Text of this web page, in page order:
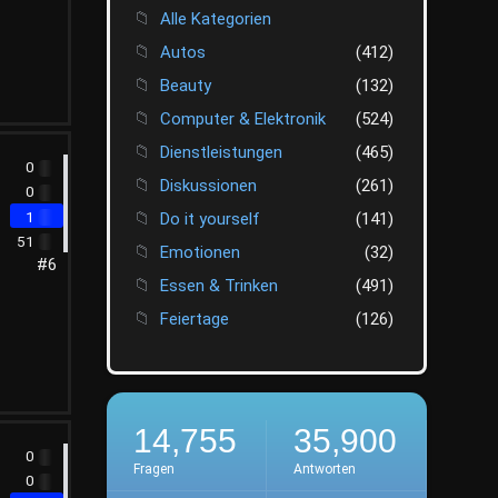
0
0
1
51
#6
0
0
Alle Kategorien
Autos
(412)
Beauty
(132)
Computer & Elektronik
(524)
Dienstleistungen
(465)
Diskussionen
(261)
Do it yourself
(141)
Emotionen
(32)
Essen & Trinken
(491)
Feiertage
(126)
Gesellschaft
(446)
14,755
Fragen
35,900
Antworten